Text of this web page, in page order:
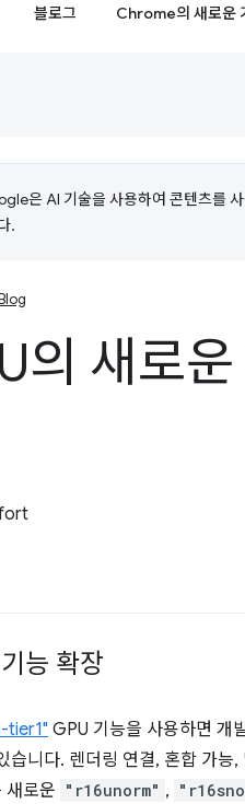
블로그 Chrome의 새로운
은 AI 기술을 사용하여 콘텐츠를
.
의 새로
능 확장
GPU 기능을 사용하면 개
습니다. 렌더링 연결, 혼합 가능,
새로운 "r16unorm" ,